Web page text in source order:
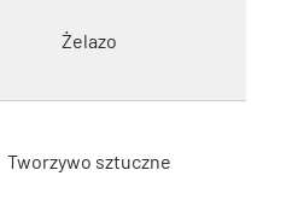
Żelazo
Tworzywo sztuczne